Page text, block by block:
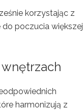
korzystając z
poczucia większej
wnętrzach
harmonizują z